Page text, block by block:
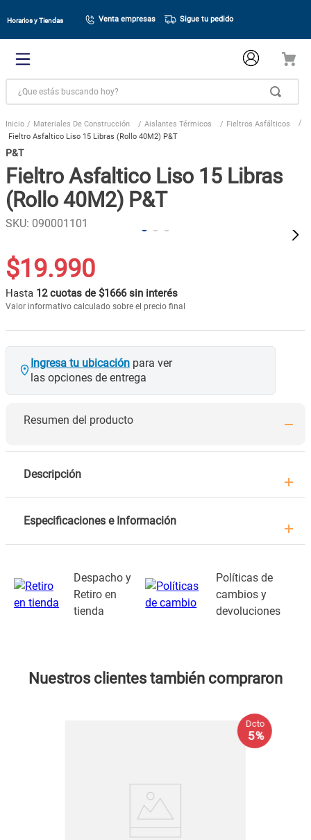
Horarios y Tiendas Venta empresas Sigue tu pedido
¿Que estás buscando hoy?
Materiales De Construcción Aislantes Térmicos
Fieltros Asfálticos
Fieltro Asfaltico Liso 15 Libras (Rollo 40M2) P&T
P&T
Fieltro Asfaltico Liso 15 Libras
(Rollo 40M2) P&T
SKU: 090001101
$19.990
Hasta 12 cuotas de $1666 sin interés
Valor informativo calculado sobre el precio final
Ingresa tu ubicación para ver
las opciones de entrega
Resumen del producto
Descripción
Especificaciones e Información
Despacho y
Retiro en
tienda
Políticas de
cambios y
devoluciones
Nuestros clientes también compraron
Dcto
5 %